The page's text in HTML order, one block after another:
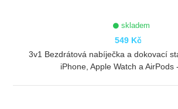
skladem
549 Kč
3v1 Bezdrátová nabíječka a dokovací
iPhone, Apple Watch a AirPods